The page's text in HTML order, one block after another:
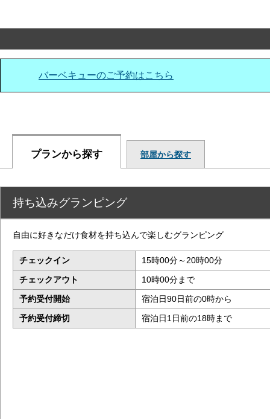
バーベキューのご予約はこちら
プランから探す 部屋から探す
持ち込みグランピング
自由に好きなだけ食材を持ち込んで楽しむグランピング
チェックイン
15時00分～20時00分
チェックアウト
10時00分まで
予約受付開始
宿泊日90日前の0時から
予約受付締切
宿泊日1日前の18時まで